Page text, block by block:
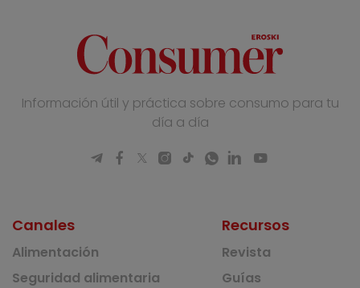
Información útil y práctica sobre consumo para tu
día a día
Canales
Alimentación
Seguridad alimentaria
Recursos
Revista
Guías